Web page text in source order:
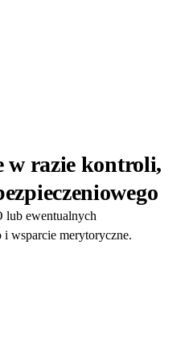
w razie kontroli,
ewentualnych
wsparcie merytoryczne.